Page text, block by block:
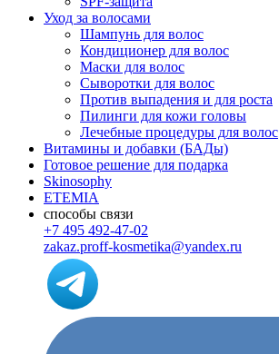
Уход за волосами
Шампунь для волос
Кондиционер для волос
Маски для волос
Сыворотки для волос
Против выпадения и для роста
Пилинги для кожи головы
Лечебные процедуры для волос
Витамины и добавки (БАДы)
Готовое решение для подарка
Skinosophy
ETEMIA
способы связи
+7 495 492-47-02
zakaz.proff-kosmetika@yandex.ru